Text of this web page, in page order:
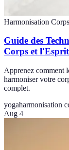
Harmonisation
Guide des
Corps et l'Esprit
Apprenez comment
harmoniser votre
complet.
yogaharmonisation
Aug 4